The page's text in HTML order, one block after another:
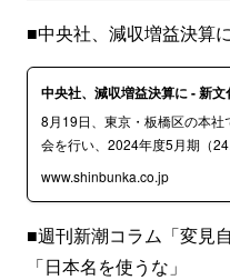
■中央社、減収増益決算
中央社、減収増益決算に - 新
8月19日、東京・板橋区の本
会を行い、2024年度5月期（
www.shinbunka.co.jp
■週刊新潮コラム「変見
「日本名を使うな」